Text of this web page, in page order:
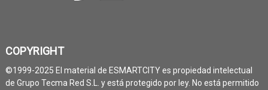
COPYRIGHT
©1999-2025 El material de ESMARTCITY es propiedad intelectual
de Grupo Tecma Red S.L. y está protegido por ley. No está permitido